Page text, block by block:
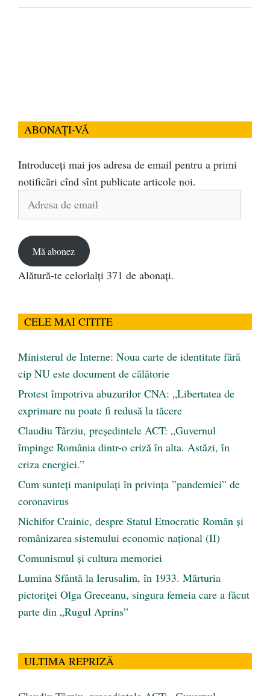
ABONAȚI-VĂ
Introduceți mai jos adresa de email pentru a primi
notificări cînd sînt publicate articole noi.
Adresa
Mă abonez
Alătură-te celorlalți 371 de abonați.
CELE MAI CITITE
Ministerul de Interne: Noua carte de identitate fără
cip NU este document de călătorie
Protest împotriva abuzurilor CNA: „Libertatea de
exprimare nu poate fi redusă la tăcere
Claudiu Târziu, președintele ACT: „Guvernul
împinge România dintr-o criză în alta. Astăzi, în
criza energiei.”
Cum sunteți manipulați în privința ”pandemiei” de
coronavirus
Nichifor Crainic, despre Statul Etnocratic Român şi
românizarea sistemului economic naţional (II)
Comunismul şi cultura memoriei
Lumina Sfântă la Ierusalim, în 1933. Mărturia
pictoriței Olga Greceanu, singura femeia care a făcut
parte din „Rugul Aprins”
ULTIMA REPRIZĂ